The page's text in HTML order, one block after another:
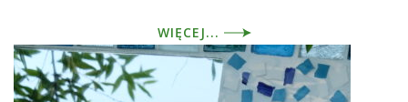
WIĘCEJ...